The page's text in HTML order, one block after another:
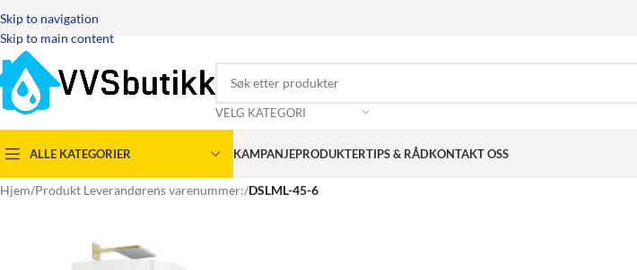
Skip to navigation
Skip to main content
VELG KATEGORI
ALLE KATEGORIER KAMPANJEPRODUKTERTIPS & RÅDKONTAKT OSS
Hjem/Produkt Leverandørens varenummer:/DSLML-45-6